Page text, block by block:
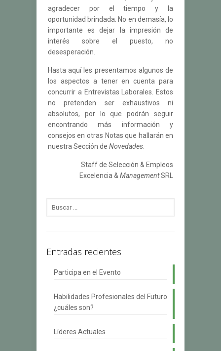
agradecer por el tiempo y la
oportunidad brindada. No en demasía, lo
importante es dejar la impresión de
interés sobre el puesto, no
desesperación.
Hasta aquí les presentamos algunos de
los aspectos a tener en cuenta para
concurrir a Entrevistas Laborales. Estos
no pretenden ser exhaustivos ni
absolutos, por lo que podrán seguir
encontrando más información y
consejos en otras Notas que hallarán en
nuestra Sección de Novedades.
Staff de Selección & Empleos
Excelencia &ManagementSRL
Entradas recientes
Participa en el Evento
Habilidades Profesionales del Futuro
¿cuáles son?
Líderes Actuales